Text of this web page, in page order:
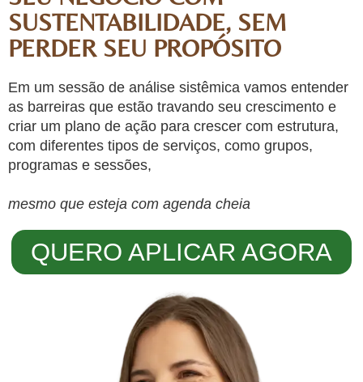
SUSTENTABILIDADE, SEM
PERDER SEU PROPÓSITO
Em um sessão de análise sistêmica vamos entender
as barreiras que estão travando seu crescimento e
criar um plano de ação para crescer com estrutura,
com diferentes tipos de serviços, como grupos,
programas e sessões,
mesmo que esteja com agenda cheia
QUERO APLICAR AGORA